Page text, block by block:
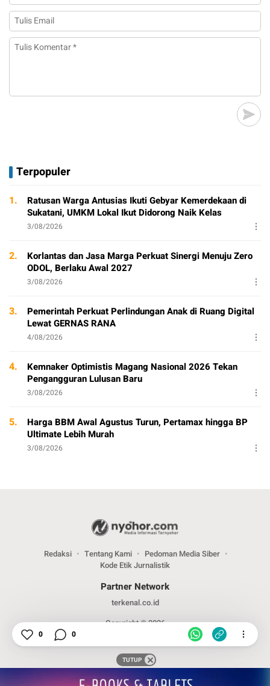
Terpopuler
1.
Ratusan Warga Antusias Ikuti Gebyar Kemerdekaan di
Sukatani, UMKM Lokal Ikut Didorong Naik Kelas
3/08/2026
2.
Korlantas dan Jasa Marga Perkuat Sinergi Menuju Zero
ODOL, Berlaku Awal 2027
3/08/2026
3.
Pemerintah Perkuat Perlindungan Anak di Ruang Digital
Lewat GERNAS RANA
4/08/2026
4.
Kemnaker Optimistis Magang Nasional 2026 Tekan
Pengangguran Lulusan Baru
3/08/2026
5.
Harga BBM Awal Agustus Turun, Pertamax hingga BP
Ultimate Lebih Murah
3/08/2026
Redaksi Tentang Kami
Pedoman Media Siber
Kode Etik Jurnalistik
Partner Network
terkenal.co.id
Copyright © 2026
0 0
TUTUP